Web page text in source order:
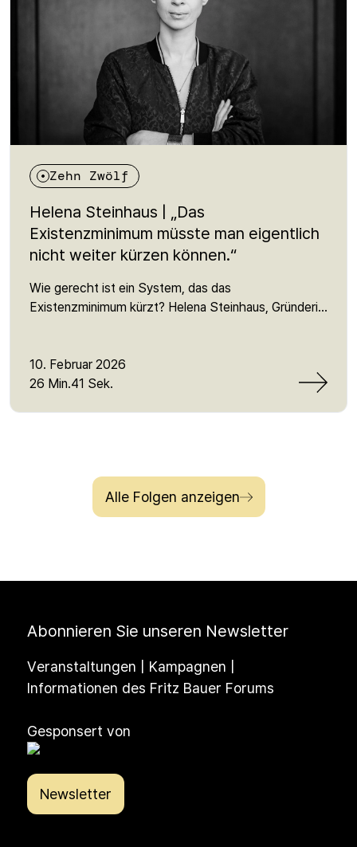
auf Bildung tatsächlich für alle gilt.
Zehn Zwölf
Helena Steinhaus | „Das
Existenzminimum müsste man eigentlich
nicht weiter kürzen können.“
Wie gerecht ist ein System, das das
Existenzminimum kürzt? Helena Steinhaus, Gründerin
welche Mythen über „Sozialbetrug“ sich hartnäckig
halten – und was hinter der aktuellen Reform der
vorbeischrammen. Ein Satz, der bleibt: „Es ist
letztendlich einfach Klassenkampf.“
10. Februar 2026
26 Min.41 Sek.
Alle Folgen anzeigen
Abonnieren Sie unseren Newsletter
Veranstaltungen | Kampagnen |
Informationen des Fritz Bauer Forums
Gesponsert von
Newsletter